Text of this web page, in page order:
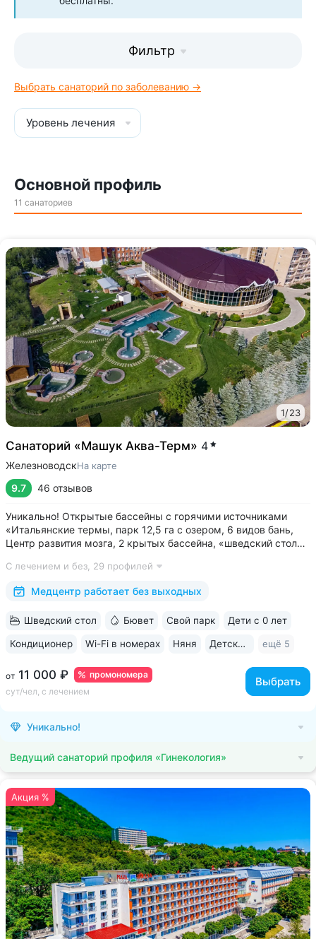
Фильтр
Выбрать санаторий по заболеванию →
Уровень лечения
Основной профиль
11 санаториев
1/23
Санаторий «Машук Аква-Терм» 4
ЖелезноводскНа карте
9.7 46 отзывов
Уникально! Открытые бассейны с горячими источниками
«Итальянские термы, парк 12,5 га с озером, 6 видов бань,
Центр развития мозга, 2 крытых бассейна, «шведский стол»
большой спа-комплекс, вода «Легенда Кавказа» •
Расположен в уединенном...
С лечением и без, 29 профилей
Медцентр работает без выходных
промономера
от 11 000 ₽
сут/чел, с лечением
Выбрать
Шведский стол Бювет Свой парк Дети с 0 лет
Кондиционер Wi-Fi в номерах Няня Детская комната ещё 5
Уникально!
Ведущий санаторий профиля «Гинекология»
Акция %